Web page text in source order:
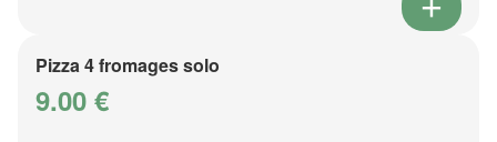
Pizza 4 fromages solo
9.00 €